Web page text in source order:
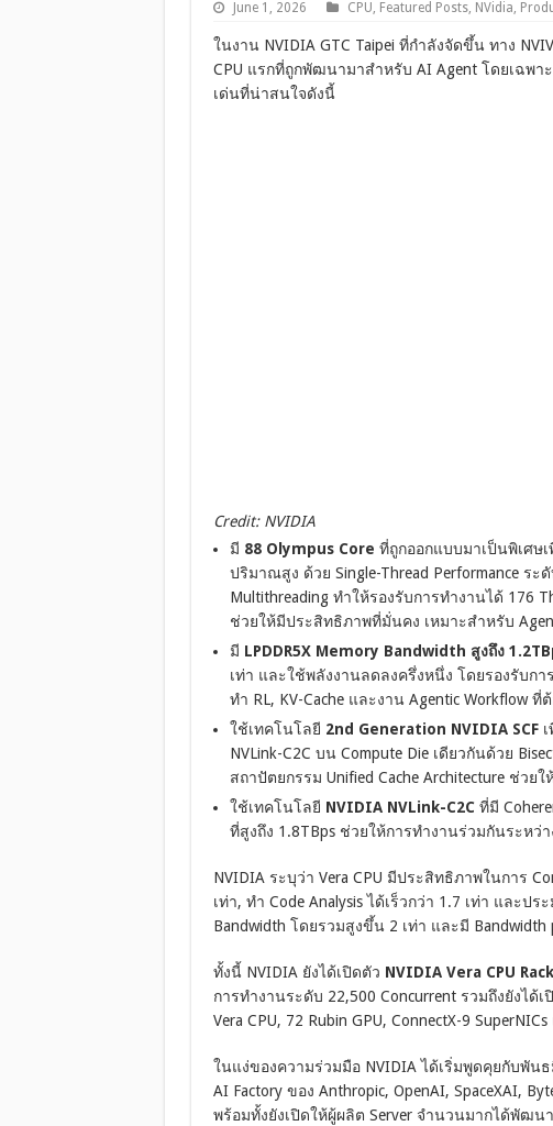
June 1, 2026 CPU, Featured Posts, NVidia,
ในงาน NVIDIA GTC Taipei ที่กำลังจัดขึ้น ทาง
CPU แรกที่ถูกพัฒนามาสำหรับ AI Agent โดยเฉพา
เด่นที่น่าสนใจดังนี้
Credit: NVIDIA
มี 88 Olympus Core ที่ถูกออกแบบมาเป็นพิเศษ
ปริมาณสูง ด้วย Single-Thread Performance ระ
Multithreading ทำให้รองรับการทำงานได้ 176
ช่วยให้มีประสิทธิภาพที่มั่นคง เหมาะสำหรับ
มี LPDDR5X Memory Bandwidth สูงถึง
เท่า และใช้พลังงานลดลงครึ่งหนึ่ง โดยรองรับก
ทำ RL, KV-Cache และงาน Agentic Workflow
ใช้เทคโนโลยี 2nd Generation NVIDIA SCF
NVLink-C2C บน Compute Die เดียวกันด้วย
สถาปัตยกรรม Unified Cache Architecture ช่ว
ใช้เทคโนโลยี NVIDIA NVLink-C2Cที่มี
ที่สูงถึง 1.8TBps ช่วยให้การทำงานร่วมกันระหว่
NVIDIA ระบุว่า Vera CPU มีประสิทธิภาพในการ
เท่า, ทำ Code Analysis ได้เร็วกว่า 1.7 เท่า และป
Bandwidth โดยรวมสูงขึ้น 2 เท่า และมี Bandwidth
ทั้งนี้ NVIDIA ยังได้เปิดตัว NVIDIA Vera CPU Rack
การทำงานระดับ 22,500 Concurrent รวมถึงยังได้เ
Vera CPU, 72 Rubin GPU, ConnectX-9
ในแง่ของความร่วมมือ NVIDIA ได้เริ่มพูดคุยกับพัน
AI Factory ของ Anthropic, OpenAI, SpaceXAI,
พร้อมทั้งยังเปิดให้ผู้ผลิต Server จำนวนมากได้พัฒนา